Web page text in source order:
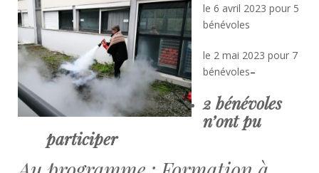
le 6 avril 2023 pour 5
bénévoles
le 2 mai 2023 pour 7
bénévoles–
2 bénévoles
n’ont pu
participer